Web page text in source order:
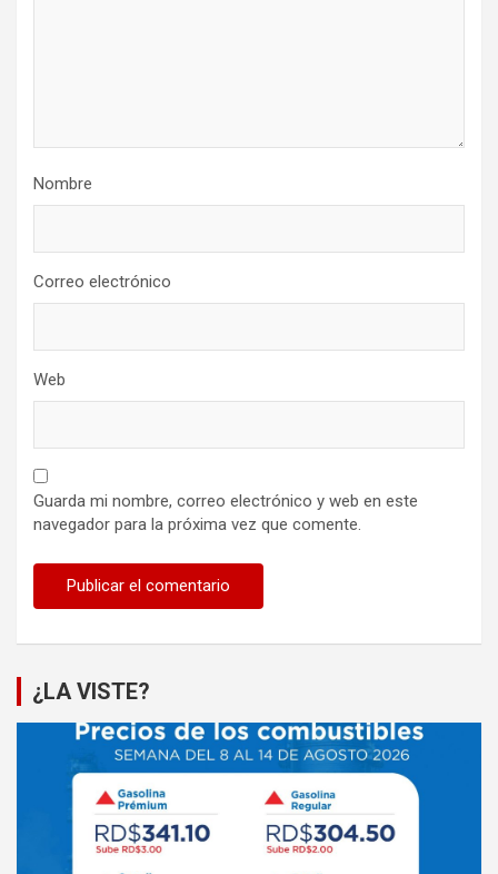
Nombre
Correo electrónico
Web
Guarda mi nombre, correo electrónico y web en este
navegador para la próxima vez que comente.
¿LA VISTE?